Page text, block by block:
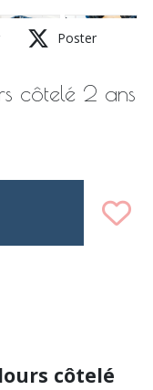
Poster
côtelé 2 ans
côtelé